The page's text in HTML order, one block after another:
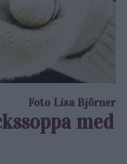
Foto Lisa Björner
med